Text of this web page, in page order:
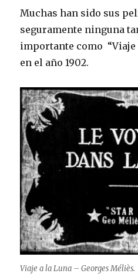
Muchas han sido sus
seguramente ninguna
importante como “Viaje
en el año 1902.
Viaje a la Luna – Georges Méliès.